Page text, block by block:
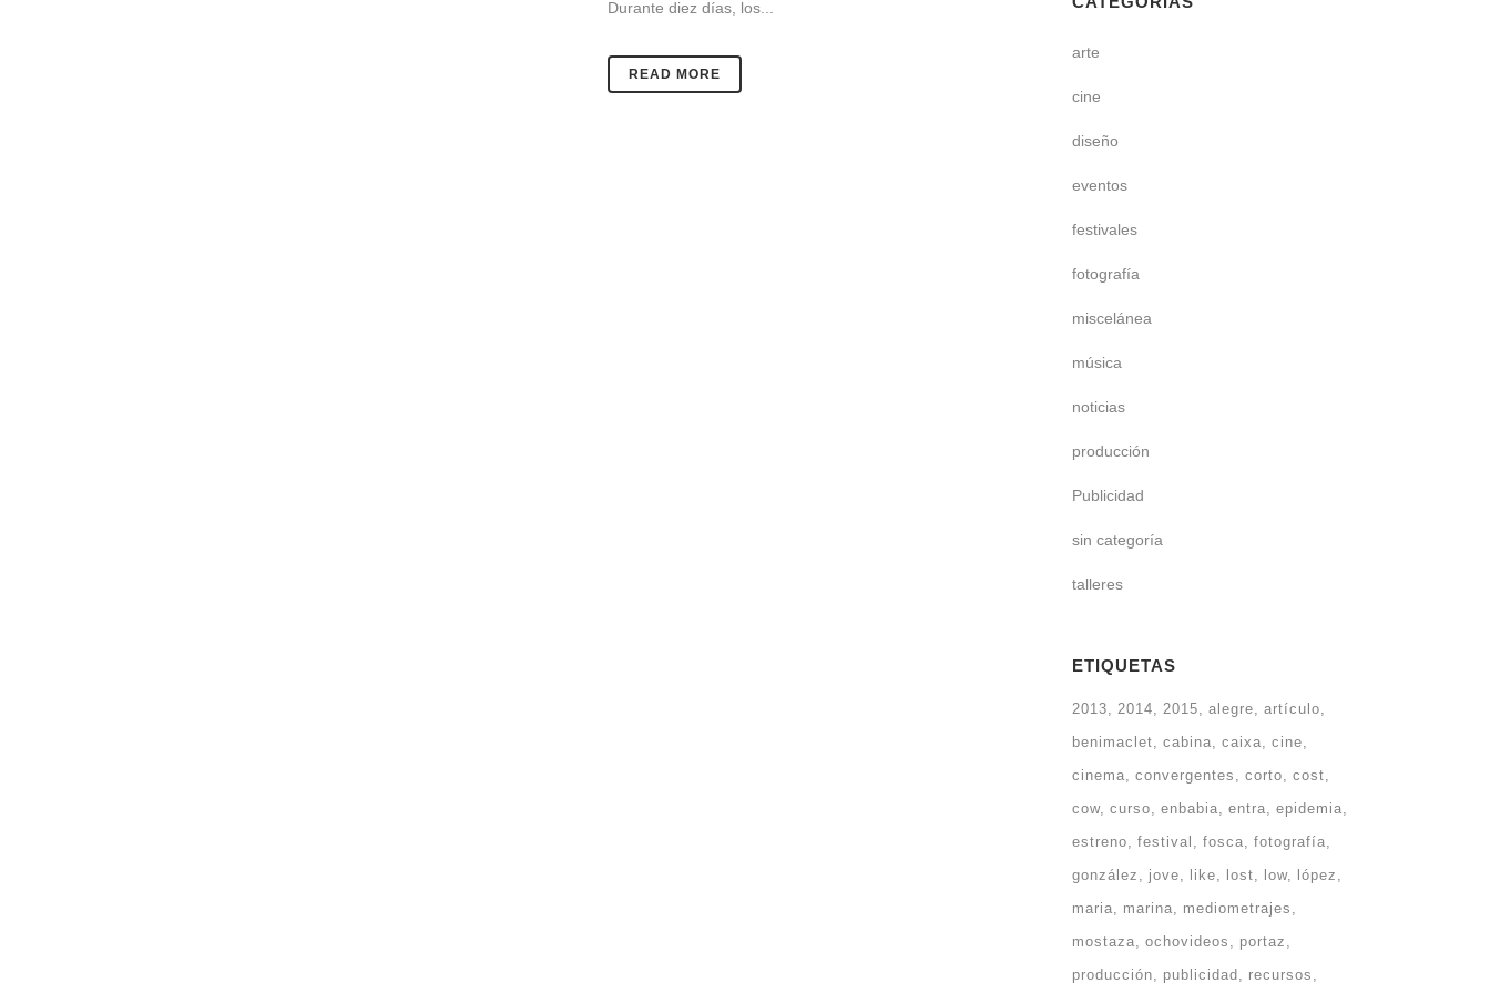
Durante diez días, los...
READ MORE
arte
cine
diseño
eventos
festivales
fotografía
miscelánea
música
noticias
producción
Publicidad
sin categoría
talleres
ETIQUETAS
2013 2014 2015 alegre
artículo
benimaclet
cabina caixa
cine
cinema
convergentes corto
cost
cow curso enbabia entra
epidemia
estreno
festival fosca
fotografía
gonzález
jove like lost low
lópez
maria
marina
mediometrajes
mostaza
ochovideos
portaz
producción
publicidad recursos